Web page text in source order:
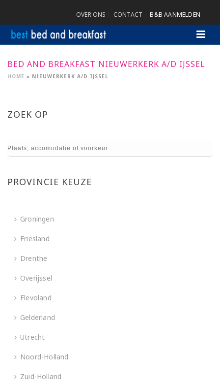
OVER ONS CONTACT B&B AANMELDEN
BED AND BREAKFAST NIEUWERKERK A/D IJSSEL
HOME » NIEUWERKERK A/D IJSSEL
ZOEK OP
PROVINCIE KEUZE
Groningen
Friesland
Drenthe
Overijssel
Flevoland
Gelderland
Utrecht
Noord-Holland
Zuid-Holland